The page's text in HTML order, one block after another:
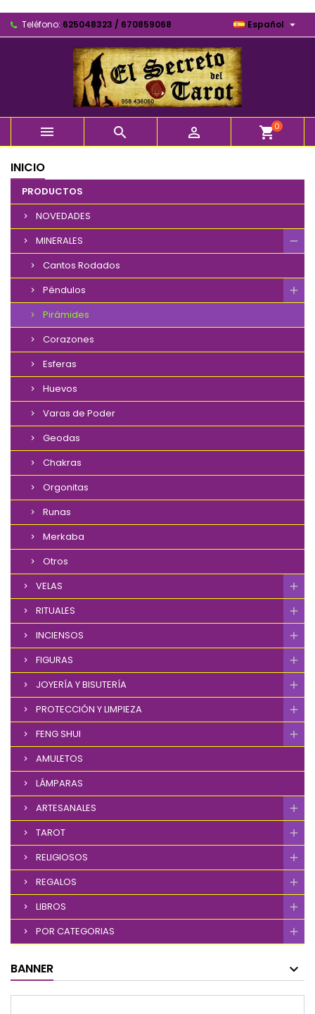
Teléfono: 625048323 / 670859068 Español 
   shopping_cart0
INICIO
PRODUCTOS
NOVEDADES
MINERALES
Cantos Rodados
Péndulos
Pirámides
Corazones
Esferas
Huevos
Varas de Poder
Geodas
Chakras
Orgonitas
Runas
Merkaba
Otros
VELAS
RITUALES
INCIENSOS
FIGURAS
JOYERÍA Y BISUTERÍA
PROTECCIÓN Y LIMPIEZA
FENG SHUI
AMULETOS
LÁMPARAS
ARTESANALES
TAROT
RELIGIOSOS
REGALOS
LIBROS
POR CATEGORIAS
BANNER